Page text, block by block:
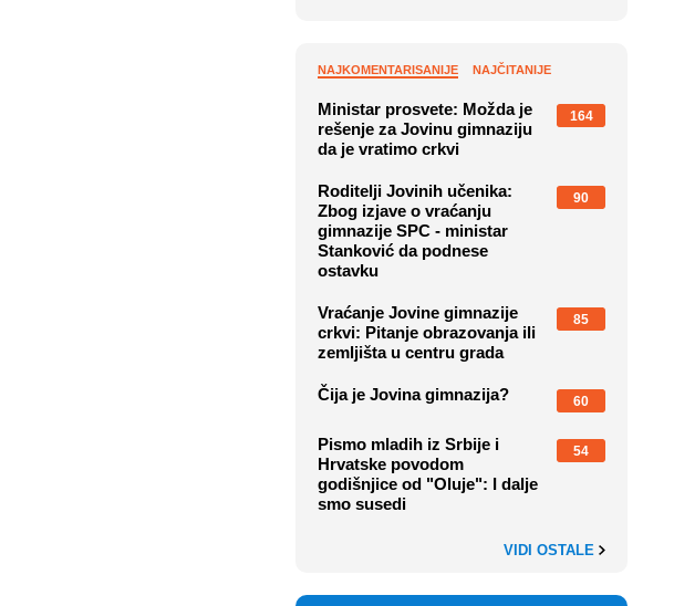
NAJKOMENTARISANIJE NAJČITANIJE
Ministar prosvete: Možda je
rešenje za Jovinu gimnaziju
da je vratimo crkvi
164
Roditelji Jovinih učenika:
Zbog izjave o vraćanju
gimnazije SPC - ministar
Stanković da podnese
ostavku
90
Vraćanje Jovine gimnazije
crkvi: Pitanje obrazovanja ili
zemljišta u centru grada
85
Čija je Jovina gimnazija? 60
Pismo mladih iz Srbije i
Hrvatske povodom
godišnjice od "Oluje": I dalje
smo susedi
54
VIDI OSTALE